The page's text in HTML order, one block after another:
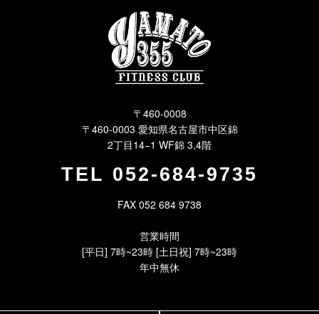
〒460-0008
〒460-0003 愛知県名古屋市中区錦
2丁目14−1 WF錦 3,4階
TEL 052-684-9735
FAX 052 684 9738
営業時間
[平日] 7時~23時 [土日祝] 7時~23時
年中無休